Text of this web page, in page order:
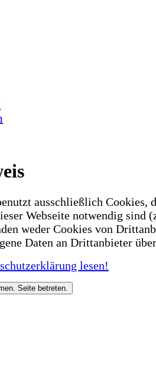
ausschließlich Cookies,
Webseite notwendig sind
weder Cookies von
Daten an Drittanbieter
lesen!
Seite betreten.